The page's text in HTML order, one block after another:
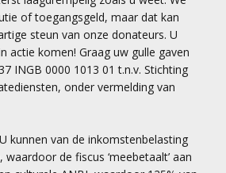
of toegangsgeld, maar dat kan
steun van onze donateurs. U
actie komen! Graag uw gulle gaven
INGB 0000 1013 01 t.n.v. Stichting
onder vermelding van
kunnen van de inkomstenbelasting
de fiscus ‘meebetaalt’ aan